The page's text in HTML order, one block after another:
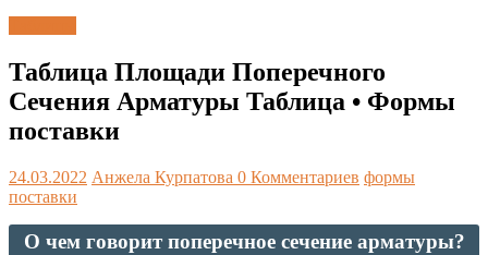
Таблица Площади Поперечного
Сечения Арматуры Таблица • Формы
поставки
24.03.2022 Анжела Курпатова 0 Комментариев формы
поставки
О чем говорит поперечное сечение арматуры?